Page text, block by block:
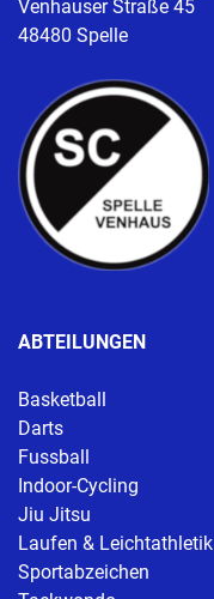
Venhauser Straße 45
48480 Spelle
ABTEILUNGEN
Basketball
Darts
Fussball
Indoor-Cycling
Jiu Jitsu
Laufen & Leichtathletik
Sportabzeichen